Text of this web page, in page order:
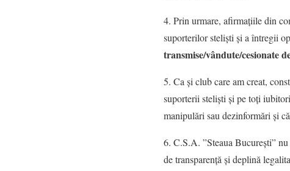
4. Prin urmare, afirmațiile din
suporterilor steliști și a întregii
transmise/vândute/cesionate
5. Ca și club care am creat,
suporterii steliști și pe toți
manipulări sau dezinformări și
6. C.S.A. ”Steaua București”
de transparență și deplină